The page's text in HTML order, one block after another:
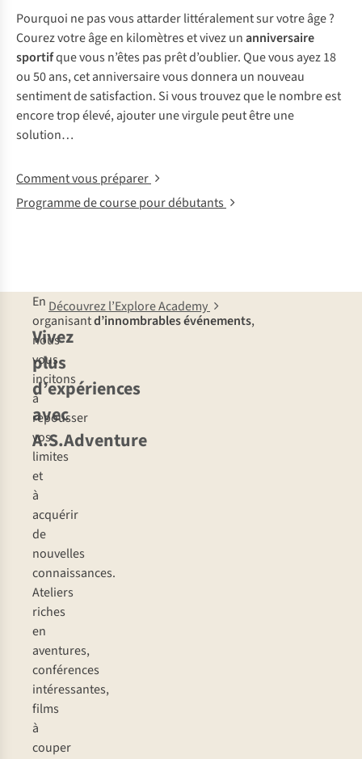
Pourquoi ne pas vous attarder littéralement sur votre âge ?
Courez votre âge en kilomètres et vivez unanniversaire
sportifque vous n’êtes pas prêt d’oublier. Que vous ayez 18
ou 50 ans, cet anniversaire vous donnera un nouveau
sentiment de satisfaction. Si vous trouvez que le nombre est
encore trop élevé, ajouter une virgule peut être une
solution…
Comment vous préparer
Programme de course pour débutants
Vivez
plus
d’expériences
avec
A.S.Adventure
En
organisantd’innombrables événements,
nous
vous
incitons
à
repousser
vos
limites
et
à
acquérir
de
nouvelles
connaissances.
Ateliers
riches
en
aventures,
conférences
intéressantes,
films
à
couper
Découvrez l’Explore Academy